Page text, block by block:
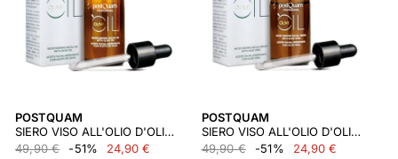
POSTQUAM
SIERO VISO ALL'OLIO D'OLIVA 30 ML
49,90 €
-51% 24,90 €
POSTQUAM
SIERO VISO ALL'OLIO D'OLIVA E ALOE 30 ML
49,90 €
-51% 24,90 €